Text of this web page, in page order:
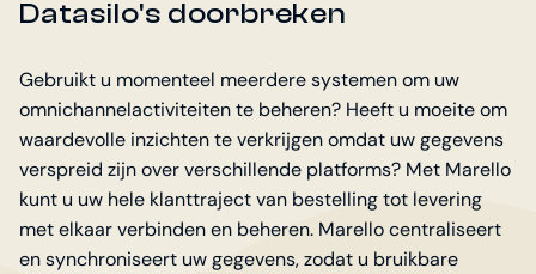
Datasilo's doorbreken
Gebruikt u momenteel meerdere systemen om uw
omnichannelactiviteiten te beheren? Heeft u moeite om
waardevolle inzichten te verkrijgen omdat uw gegevens
verspreid zijn over verschillende platforms? Met Marello
kunt u uw hele klanttraject van bestelling tot levering
met elkaar verbinden en beheren. Marello centraliseert
en synchroniseert uw gegevens, zodat u bruikbare